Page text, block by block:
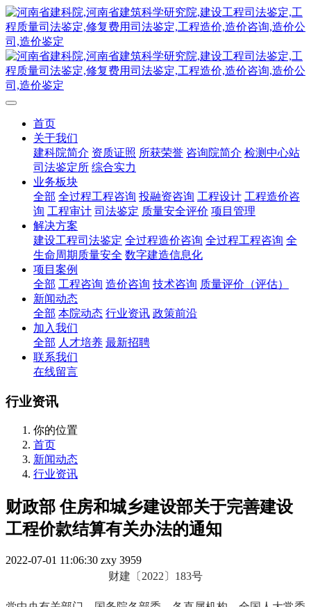
首页
关于我们
建科院简介 资质证照 所获荣誉 咨询院简介 检测中心站
司法鉴定所 综合实力
业务板块
全部 全过程工程咨询 投融资咨询 工程设计 工程造价咨
询 工程审计 司法鉴定 质量安全评价 项目管理
解决方案
建设工程司法鉴定 全过程造价咨询 全过程工程咨询 全
生命周期质量安全 数字建造信息化
项目案例
全部 工程咨询 造价咨询 技术咨询 质量评价（评估）
新闻动态
全部 本院动态 行业资讯 政策前沿
加入我们
全部 人才培养 最新招聘
联系我们
在线留言
行业资讯
你的位置
首页
新闻动态
行业资讯
财政部 住房和城乡建设部关于完善建设
工程价款结算有关办法的通知
2022-07-01 11:06:30 zxy 3959
财建〔2022〕183号